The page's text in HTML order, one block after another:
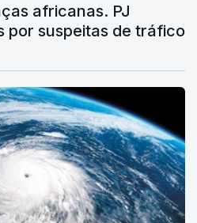
africanas. PJ
por suspeitas de tráfico